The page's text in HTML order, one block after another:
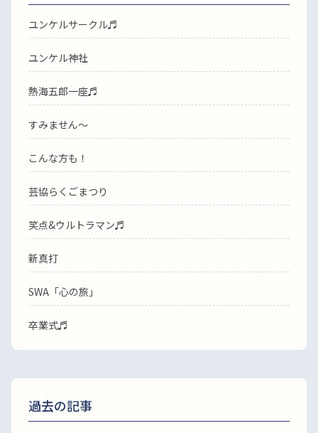
ユンケルサークル♬
ユンケル神社
熱海五郎一座♬
すみません〜
こんな方も！
芸協らくごまつり
笑点&ウルトラマン♬
新真打
SWA「心の旅」
卒業式♬
過去の記事